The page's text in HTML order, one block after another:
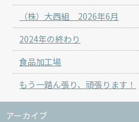
（株）大西組 2026年6月
2024年の終わり
食品加工場
もう一踏ん張り、頑張ります！
アーカイブ